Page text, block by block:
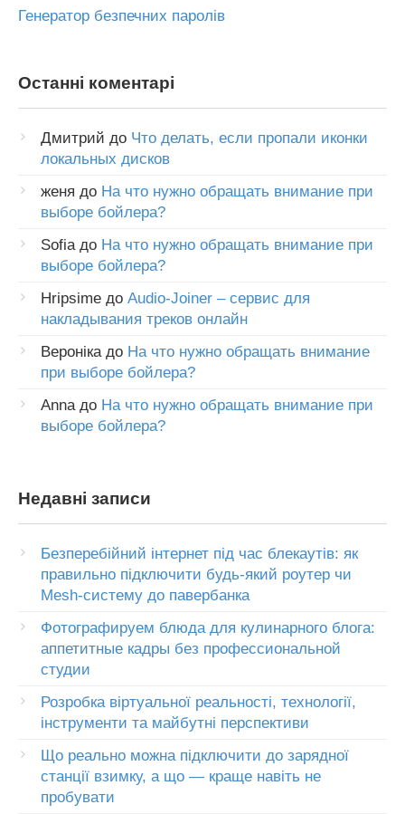
Генератор безпечних паролів
Останні коментарі
Дмитрий до Что делать, если пропали иконки
локальных дисков
женя до На что нужно обращать внимание при
выборе бойлера?
Sofiaдо На что нужно обращать внимание при
выборе бойлера?
Hripsime до Audio-Joiner – сервис для
накладывания треков онлайн
Веронікадо На что нужно обращать внимание
при выборе бойлера?
Annaдо На что нужно обращать внимание при
выборе бойлера?
Недавні записи
Безперебійний інтернет під час блекаутів: як
правильно підключити будь-який роутер чи
Mesh-систему до павербанка
Фотографируем блюда для кулинарного блога:
аппетитные кадры без профессиональной
студии
Розробка віртуальної реальності, технології,
інструменти та майбутні перспективи
Що реально можна підключити до зарядної
станції взимку, а що — краще навіть не
пробувати